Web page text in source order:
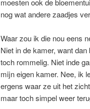
moesten ook de
nog wat andere zaadjes
Waar zou ik die nou eens
Niet in de kamer, want dan
toch rommelig. Niet inde
mijn eigen kamer. Nee, ik
ergens waar ze uit het
maar toch simpel weer